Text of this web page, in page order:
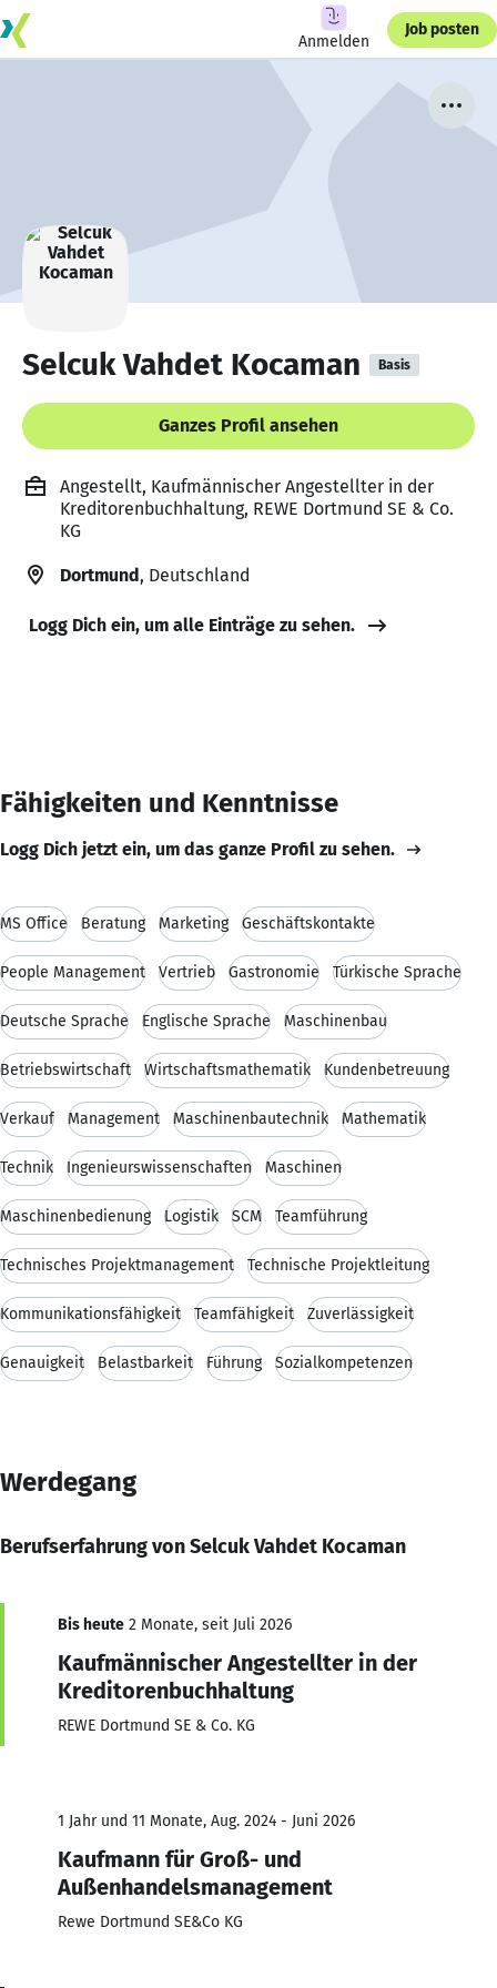
Anmelden
Job posten
Selcuk Vahdet Kocaman Basis
Ganzes Profil ansehen
Angestellt, Kaufmännischer Angestellter in der
Kreditorenbuchhaltung, REWE Dortmund SE & Co.
KG
Dortmund, Deutschland
Logg Dich ein, um alle Einträge zu sehen.
Fähigkeiten und Kenntnisse
Logg Dich jetzt ein, um das ganze Profil zu sehen.
MS Office Beratung Marketing Geschäftskontakte
People Management Vertrieb Gastronomie Türkische Sprache
Deutsche Sprache Englische Sprache Maschinenbau
Betriebswirtschaft Wirtschaftsmathematik Kundenbetreuung
Verkauf Management Maschinenbautechnik Mathematik
Technik Ingenieurswissenschaften Maschinen
Maschinenbedienung Logistik SCM Teamführung
Technisches Projektmanagement Technische Projektleitung
Kommunikationsfähigkeit Teamfähigkeit Zuverlässigkeit
Genauigkeit Belastbarkeit Führung Sozialkompetenzen
Werdegang
Berufserfahrung von Selcuk Vahdet Kocaman
Bis heute 2 Monate, seit Juli 2026
Kaufmännischer Angestellter in der
Kreditorenbuchhaltung
REWE Dortmund SE & Co. KG
1 Jahr und 11 Monate, Aug. 2024 - Juni 2026
Kaufmann für Groß- und
Außenhandelsmanagement
Rewe Dortmund SE&Co KG